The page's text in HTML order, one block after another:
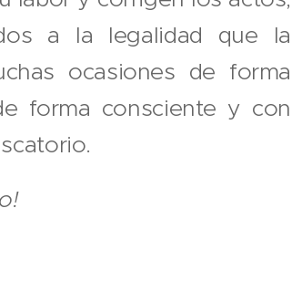
a la legalidad que la
ocasiones de forma
forma consciente y con